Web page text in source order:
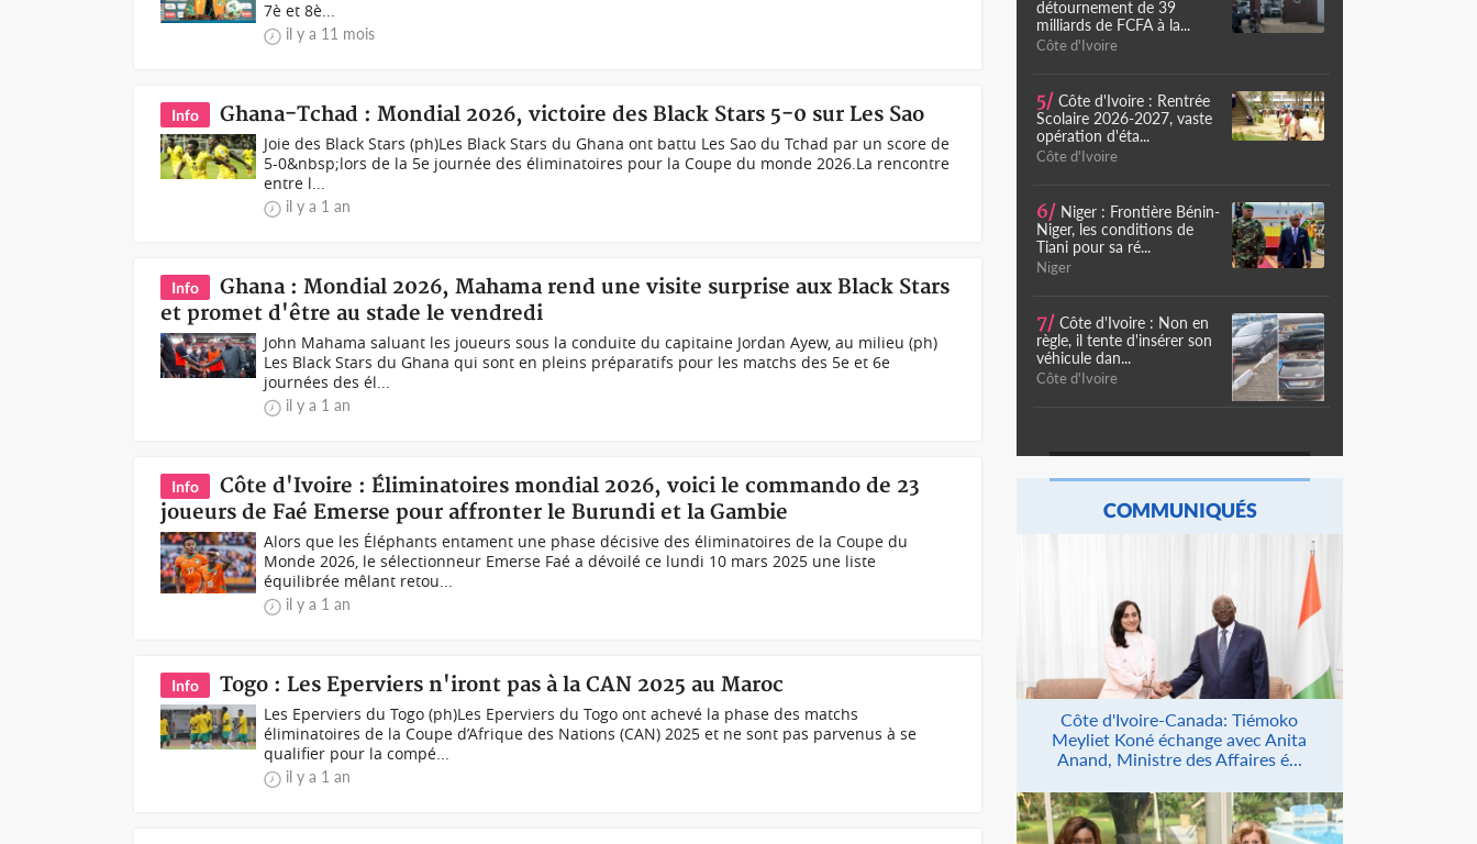
7è et 8è...
il y a 11 mois
Info Ghana-Tchad : Mondial 2026, victoire des Black Stars 5-0 sur Les Sao
Joie des Black Stars (ph)Les Black Stars du Ghana ont battu Les Sao du Tchad par un score de
5-0&nbsp;lors de la 5e journée des éliminatoires pour la Coupe du monde 2026.La rencontre
entre l...
il y a 1 an
Info
Ghana : Mondial 2026, Mahama rend une visite surprise aux Black Stars
et promet d'être au stade le vendredi
John Mahama saluant les joueurs sous la conduite du capitaine Jordan Ayew, au milieu (ph)
Les Black Stars du Ghana qui sont en pleins préparatifs pour les matchs des 5e et 6e
journées des él...
il y a 1 an
Info
Côte d'Ivoire : Éliminatoires mondial 2026, voici le commando de 23
joueurs de Faé Emerse pour affronter le Burundi et la Gambie
Alors que les Éléphants entament une phase décisive des éliminatoires de la Coupe du
Monde 2026, le sélectionneur Emerse Faé a dévoilé ce lundi 10 mars 2025 une liste
équilibrée mêlant retou...
il y a 1 an
Info Togo : Les Eperviers n'iront pas à la CAN 2025 au Maroc
Les Eperviers du Togo (ph)Les Eperviers du Togo ont achevé la phase des matchs
éliminatoires de la Coupe d’Afrique des Nations (CAN) 2025 et ne sont pas parvenus à se
qualifier pour la compé...
il y a 1 an
détournement de 39
milliards de FCFA à la...
Côte d'Ivoire
5/ Côte d'Ivoire : Rentrée
Scolaire 2026-2027, vaste
opération d'éta...
Côte d'Ivoire
6/ Niger : Frontière Bénin-
Niger, les conditions de
Tiani pour sa ré...
Niger
7/ Côte d'Ivoire : Non en
règle, il tente d'insérer son
véhicule dan...
Côte d'Ivoire
COMMUNIQUÉS
Côte d'Ivoire-Canada: Tiémoko
Meyliet Koné échange avec Anita
Anand, Ministre des Affaires é...